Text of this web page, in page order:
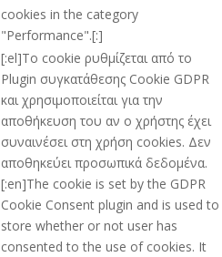
cookies in the category
"Performance".[:]
[:el]Το cookie ρυθμίζεται από το
Plugin συγκατάθεσης Cookie GDPR
και χρησιμοποιείται για την
αποθήκευση του αν ο χρήστης έχει
συναινέσει στη χρήση cookies. Δεν
αποθηκεύει προσωπικά δεδομένα.
[:en]The cookie is set by the GDPR
Cookie Consent plugin and is used to
store whether or not user has
consented to the use of cookies. It